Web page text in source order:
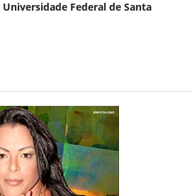
Universidade Federal de Santa